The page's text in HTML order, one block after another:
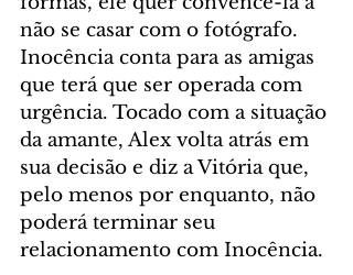
não se casar com o fotógrafo.
Inocência conta para as amigas
que terá que ser operada com
urgência. Tocado com a situação
da amante, Alex volta atrás em
sua decisão e diz a Vitória que,
pelo menos por enquanto, não
poderá terminar seu
relacionamento com Inocência.